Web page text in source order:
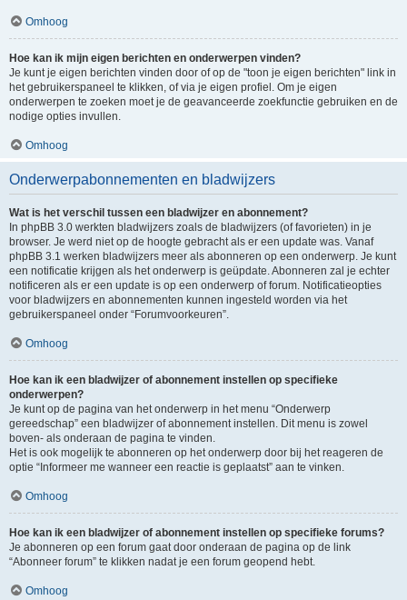
Omhoog
Hoe kan ik mijn eigen berichten en onderwerpen vinden?
Je kunt je eigen berichten vinden door of op de "toon je eigen berichten" link in
het gebruikerspaneel te klikken, of via je eigen profiel. Om je eigen
onderwerpen te zoeken moet je de geavanceerde zoekfunctie gebruiken en de
nodige opties invullen.
Omhoog
Onderwerpabonnementen en bladwijzers
Wat is het verschil tussen een bladwijzer en abonnement?
In phpBB 3.0 werkten bladwijzers zoals de bladwijzers (of favorieten) in je
browser. Je werd niet op de hoogte gebracht als er een update was. Vanaf
phpBB 3.1 werken bladwijzers meer als abonneren op een onderwerp. Je kunt
een notificatie krijgen als het onderwerp is geüpdate. Abonneren zal je echter
notificeren als er een update is op een onderwerp of forum. Notificatieopties
voor bladwijzers en abonnementen kunnen ingesteld worden via het
gebruikerspaneel onder “Forumvoorkeuren”.
Omhoog
Hoe kan ik een bladwijzer of abonnement instellen op specifieke
onderwerpen?
Je kunt op de pagina van het onderwerp in het menu “Onderwerp
gereedschap” een bladwijzer of abonnement instellen. Dit menu is zowel
boven- als onderaan de pagina te vinden.
Het is ook mogelijk te abonneren op het onderwerp door bij het reageren de
optie “Informeer me wanneer een reactie is geplaatst” aan te vinken.
Omhoog
Hoe kan ik een bladwijzer of abonnement instellen op specifieke forums?
Je abonneren op een forum gaat door onderaan de pagina op de link
“Abonneer forum” te klikken nadat je een forum geopend hebt.
Omhoog